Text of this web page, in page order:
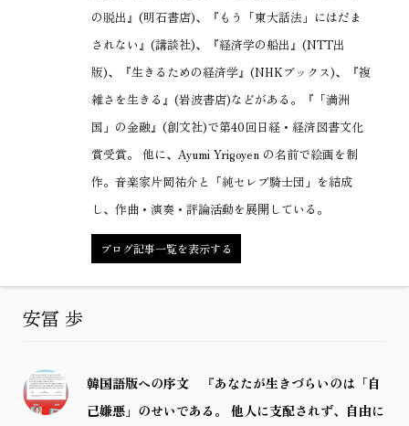
の脱出』(明石書店)、『もう「東大話法」にはだま
されない』(講談社)、『経済学の船出』(NTT出
版)、『生きるための経済学』(NHKブックス)、『複
雑さを生きる』(岩波書店)などがある。『「満洲
国」の金融』(創文社)で第40回日経・経済図書文化
賞受賞。 他に、Ayumi Yrigoyen の名前で絵画を制
作。音楽家片岡祐介と「純セレブ騎士団」を結成
し、作曲・演奏・評論活動を展開している。
ブログ記事一覧を表示する
安冨 歩
韓国語版への序文 『あなたが生きづらいのは「自
己嫌悪」のせいである。 他人に支配されず、自由に